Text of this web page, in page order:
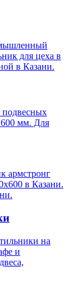
для цеха в
в Казани.
подвесных
мм. Для
армстронг
в Казани.
.
на
и